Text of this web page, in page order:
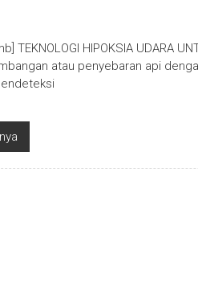
TEKNOLOGI HIPOKSIA UDARA
atau penyebaran api